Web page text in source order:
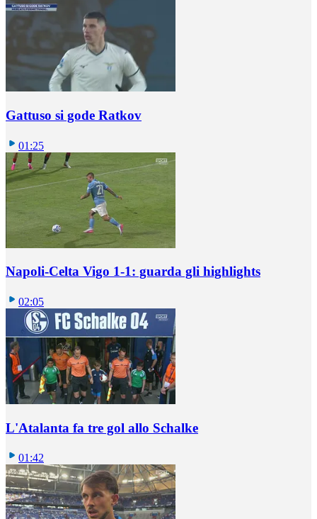
Gattuso si gode Ratkov
01:25
Napoli-Celta Vigo 1-1: guarda gli highlights
02:05
L'Atalanta fa tre gol allo Schalke
01:42